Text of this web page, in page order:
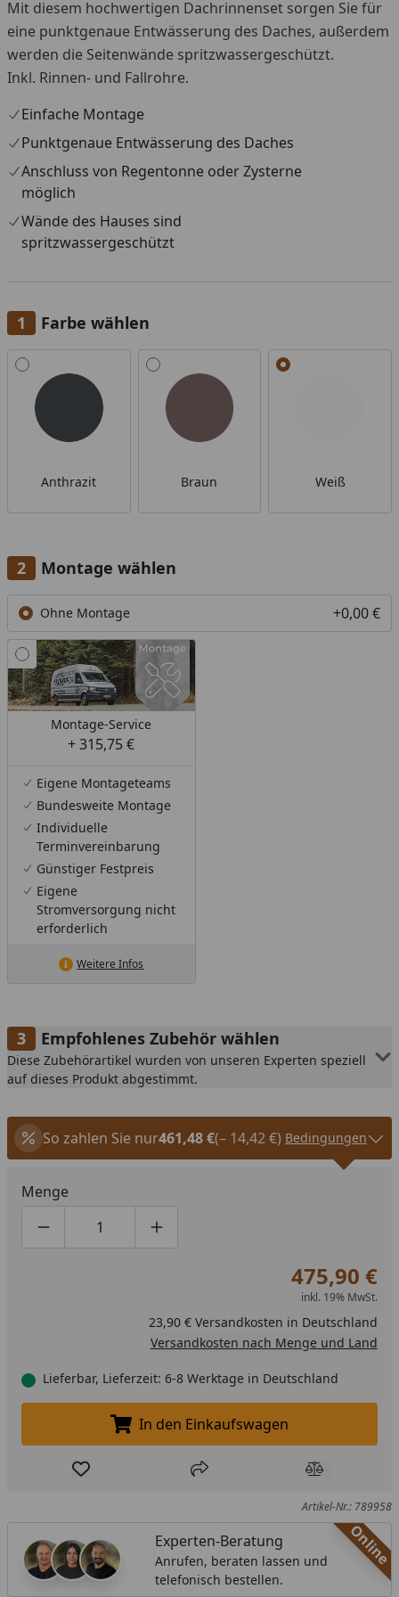
Mit diesem hochwertigen Dachrinnenset sorgen Sie für
eine punktgenaue Entwässerung des Daches, außerdem
werden die Seitenwände spritzwassergeschützt.
Inkl. Rinnen- und Fallrohre.
Einfache Montage
Punktgenaue Entwässerung des Daches
Anschluss von Regentonne oder Zysterne
möglich
Wände des Hauses sind
spritzwassergeschützt
Farbe wählen
Alle anzeigen (3)
Anthrazit Braun Weiß
Montage wählen
Ohne Montage +0,00 €
Montage-Service
+ 315,75 €
Eigene Montageteams
Bundesweite Montage
Individuelle
Terminvereinbarung
Günstiger Festpreis
Eigene
Stromversorgung nicht
erforderlich
Weitere Infos
Empfohlenes Zubehör wählen
Diese Zubehörartikel wurden von unseren Experten speziell
auf dieses Produkt abgestimmt.
So zahlen Sie nur461,48 €(– 14,42 €) Bedingungen
Menge
Produktmenge um eins verringern
Produktmenge manuell eingeben
Produktmenge um eins erhöhen
475,90 €
inkl. 19% MwSt.
23,90 € Versandkosten in Deutschland
Versandkosten nach Menge und Land
Lieferbar, Lieferzeit: 6-8 Werktage in Deutschland
In den Einkaufswagen legen
In den Einkaufswagen
Produkt zur Wunschliste hinzufügen
Teilen Produkt
Artikel-Nr.: 789958
Online
Experten-Beratung
Anrufen, beraten lassen und
telefonisch bestellen.